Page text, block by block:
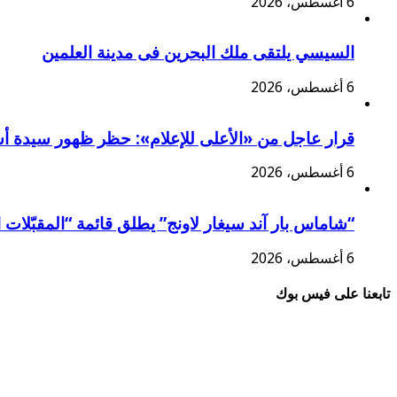
السيسي يلتقى ملك البحرين فى مدينة العلمين
6 أغسطس، 2026
قرار عاجل من «الأعلى للإعلام»: حظر ظهور سيدة
6 أغسطس، 2026
“شاماس بار آند سيغار لاونج” يطلق قائمة “المقبّلات
6 أغسطس، 2026
تابعنا على فيس بوك